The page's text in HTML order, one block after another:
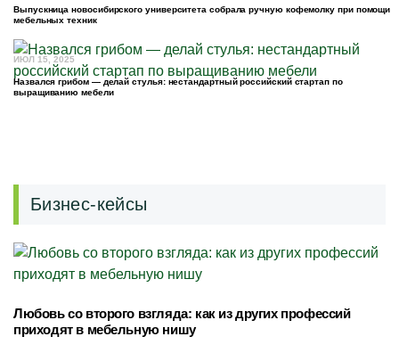
Выпускница новосибирского университета собрала ручную кофемолку при помощи
мебельных техник
ИЮЛ 15, 2025
Назвался грибом — делай стулья: нестандартный российский стартап по
выращиванию мебели
Бизнес-кейсы
Любовь со второго взгляда: как из других профессий
приходят в мебельную нишу